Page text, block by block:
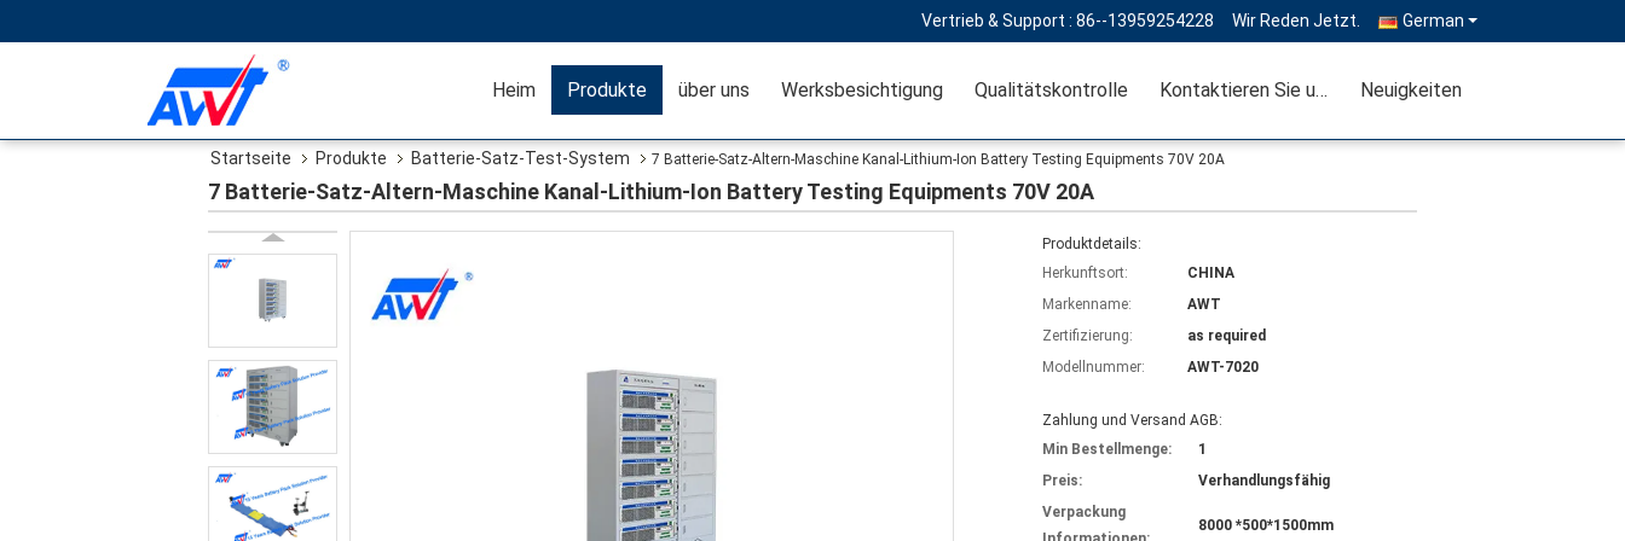
Vertrieb & Support : 86--13959254228 Wir Reden Jetzt. German
Heim Produkte über uns Werksbesichtigung Qualitätskontrolle Kontaktieren Sie uns Neuigkeiten
Startseite Produkte Batterie-Satz-Test-System 7 Batterie-Satz-Altern-Maschine Kanal-Lithium-Ion Battery Testing Equipments 70V 20A
7 Batterie-Satz-Altern-Maschine Kanal-Lithium-Ion Battery Testing Equipments 70V 20A
Produktdetails:
Herkunftsort:
CHINA
Markenname:
AWT
Zertifizierung:
as required
Modellnummer:
AWT-7020
Zahlung und Versand AGB:
Min Bestellmenge:
1
Preis:
Verhandlungsfähig
Verpackung
8000 *500*1500mm